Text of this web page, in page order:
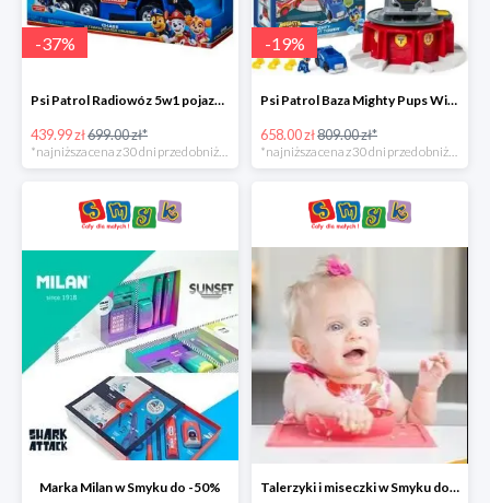
-37%
Psi Patrol Radiowóz 5w1 pojazd ratunkowy z figurką Chase'a -37%
439.99 zł699.00 zł*
-19%
Psi Patrol Baza Mighty Pups Wieża obserwacyjna+pojazd z figurką -19%
658.00 zł809.00 zł*
Marka Milan w Smyku do -50% Talerzyki i miseczki w Smyku do -35%